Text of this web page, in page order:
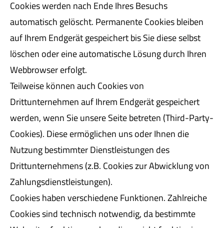
Cookies werden nach Ende Ihres Besuchs
automatisch gelöscht. Permanente Cookies bleiben
auf Ihrem Endgerät gespeichert bis Sie diese selbst
löschen oder eine automatische Lösung durch Ihren
Webbrowser erfolgt.
Teilweise können auch Cookies von
Drittunternehmen auf Ihrem Endgerät gespeichert
werden, wenn Sie unsere Seite betreten (Third-Party-
Cookies). Diese ermöglichen uns oder Ihnen die
Nutzung bestimmter Dienstleistungen des
Drittunternehmens (z.B. Cookies zur Abwicklung von
Zahlungsdienstleistungen).
Cookies haben verschiedene Funktionen. Zahlreiche
Cookies sind technisch notwendig, da bestimmte